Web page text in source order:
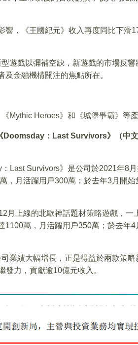
響，《王國紀元》收入再度同比下滑
遊戲以彌補空缺，新遊戲的市場反響
金融機構關注的焦點所在。
Mythic Heroes》和《城堡爭霸》等
Doomsday：Last Survivors》（中
Last Survivors》是公司於2021年8
，月活躍用戶300萬；於去年3月開
月上線的北歐神話題材策略遊戲，
1100萬，月活躍用戶350萬；於去年
業績大幅增長，正是得益於兩款策
力，貢獻逾10億元收入。